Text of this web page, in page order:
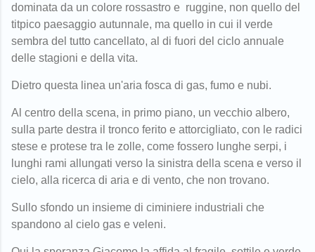
dominata da un colore rossastro e ruggine, non quello del
titpico paesaggio autunnale, ma quello in cui il verde
sembra del tutto cancellato, al di fuori del ciclo annuale
delle stagioni e della vita.
Dietro questa linea un'aria fosca di gas, fumo e nubi.
Al centro della scena, in primo piano, un vecchio albero,
sulla parte destra il tronco ferito e attorcigliato, con le radici
stese e protese tra le zolle, come fossero lunghe serpi, i
lunghi rami allungati verso la sinistra della scena e verso il
cielo, alla ricerca di aria e di vento, che non trovano.
Sullo sfondo un insieme di ciminiere industriali che
spandono al cielo gas e veleni.